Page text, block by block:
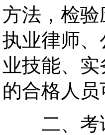
方法，检
执业律师
业技能、
的合格人
二、考